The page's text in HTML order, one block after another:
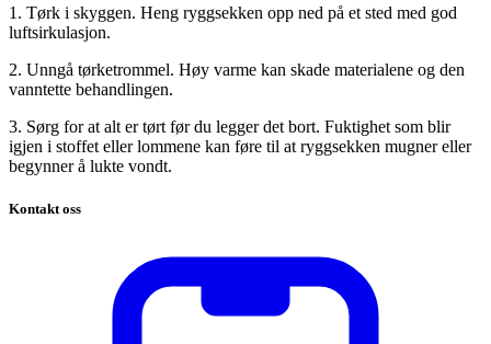
1. Tørk i skyggen. Heng ryggsekken opp ned på et sted med god
luftsirkulasjon.
2. Unngå tørketrommel. Høy varme kan skade materialene og den
vanntette behandlingen.
3. Sørg for at alt er tørt før du legger det bort. Fuktighet som blir
igjen i stoffet eller lommene kan føre til at ryggsekken mugner eller
begynner å lukte vondt.
Kontakt oss